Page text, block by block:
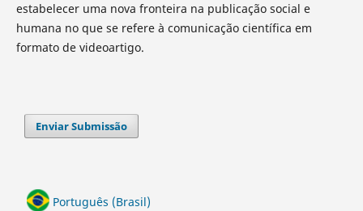
estabelecer uma nova fronteira na publicação social e
humana no que se refere à comunicação científica em
formato de videoartigo.
Enviar Submissão
Português (Brasil)